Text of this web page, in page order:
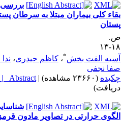
بررسی
کلی بیماران مبتلا به سرطان
۱۳
الفت بخش* ،کاظم حیدری ،ندا
نجفی
(۲۳۶۶۰ مشاهده) |
Abstract |
حرارتی در تصاویر مادون قرمز